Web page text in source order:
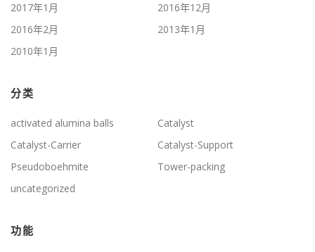
2017年1月
2016年12月
2016年2月
2013年1月
2010年1月
分类
activated alumina balls
Catalyst
Catalyst-Carrier
Catalyst-Support
Pseudoboehmite
Tower-packing
uncategorized
功能